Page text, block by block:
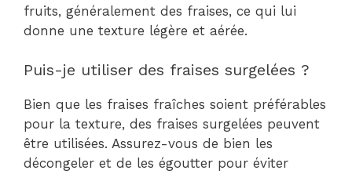
fruits, généralement des fraises, ce qui lui
donne une texture légère et aérée.
Puis-je utiliser des fraises surgelées ?
Bien que les fraises fraîches soient préférables
pour la texture, des fraises surgelées peuvent
être utilisées. Assurez-vous de bien les
décongeler et de les égoutter pour éviter